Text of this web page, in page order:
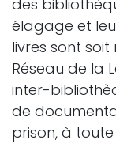
des
élagage et
livres sont
Réseau de la
inter-
de
prison, à